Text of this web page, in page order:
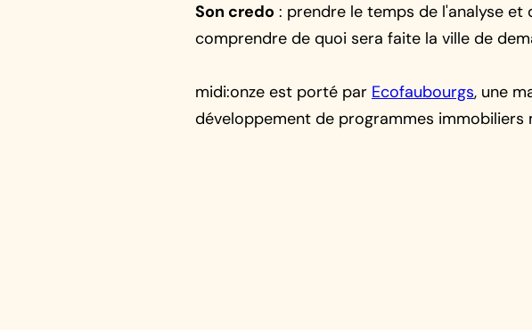
Son credo : prendre le temps de l'analyse et
comprendre de quoi sera faite la ville de
midi:onze est porté par Ecofaubourgs, une
développement de programmes immobiliers